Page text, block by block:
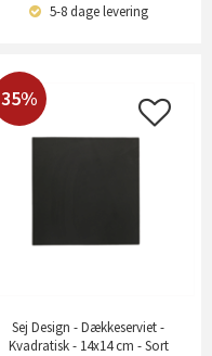
5-8 dagelevering
35%
Sej Design - Dækkeserviet -
Kvadratisk - 14x14 cm - Sort